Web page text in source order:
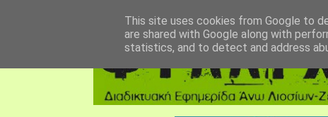
This site uses cookies from Google to
are shared with Google along with
statistics, and to detect and address